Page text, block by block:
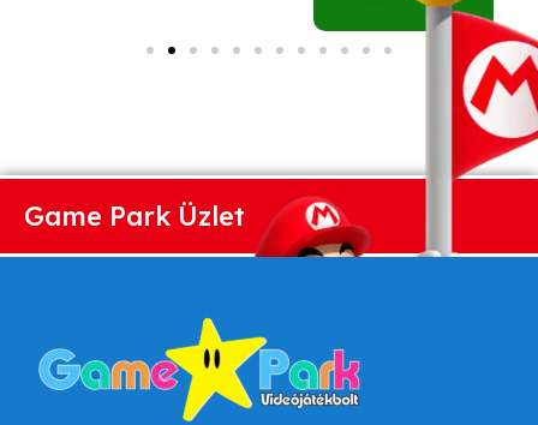
Game Park Üzlet